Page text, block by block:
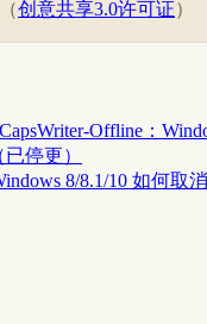
创意共享3.0许可证）
CapsWriter-Offline：
停更）
8/8.1/10 如何取